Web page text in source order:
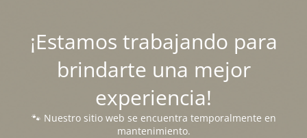
¡Estamos trabajando para
brindarte una mejor
experiencia!
🐾 Nuestro sitio web se encuentra temporalmente en
mantenimiento.